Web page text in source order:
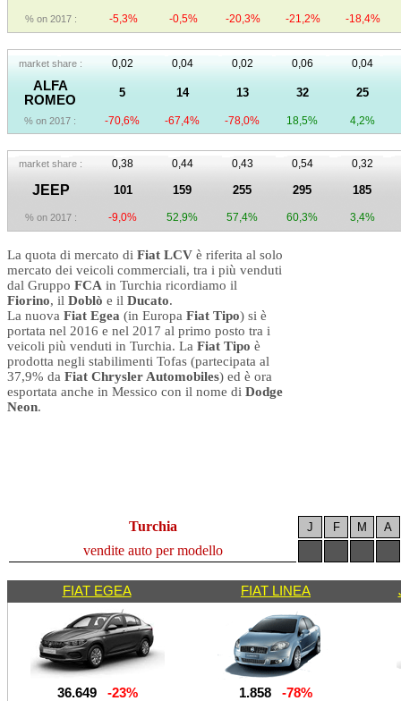
% on 2017 : -5,3% -0,5% -20,3% -21,2% -18,4%
market share : 0,02 0,04 0,02 0,06 0,04
ALFA
ROMEO
5 14 13 32 25
% on 2017 : -70,6% -67,4% -78,0% 18,5% 4,2%
market share : 0,38 0,44 0,43 0,54 0,32
JEEP 101 159 255 295 185
% on 2017 : -9,0% 52,9% 57,4% 60,3% 3,4%
La quota di mercato di Fiat LCV è riferita al solo
mercato dei veicoli commerciali, tra i più venduti
dal Gruppo FCA in Turchia ricordiamo il
Fiorino, il Doblò e il Ducato.
La nuova Fiat Egea (in Europa Fiat Tipo) si è
portata nel 2016 e nel 2017 al primo posto tra i
veicoli più venduti in Turchia. La Fiat Tipo è
prodotta negli stabilimenti Tofas (partecipata al
37,9% da Fiat Chrysler Automobiles) ed è ora
esportata anche in Messico con il nome di Dodge
Neon.
Turchia J F M A
vendite auto per modello
FIAT EGEA FIAT LINEA
36.649 -23% 1.858 -78%